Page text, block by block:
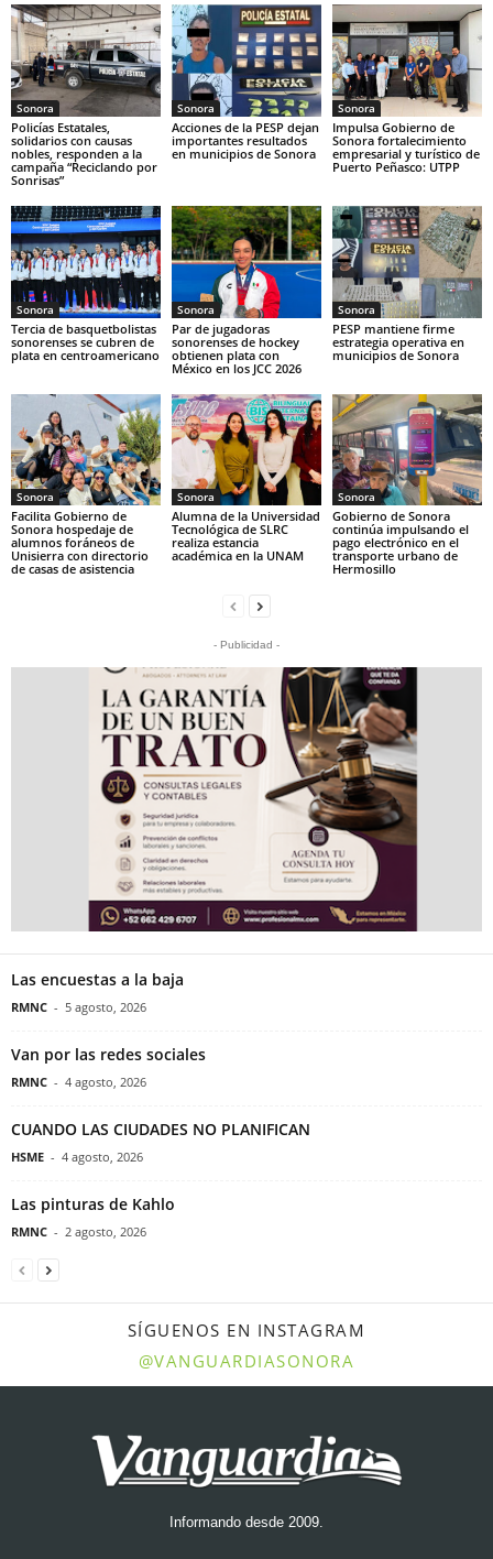
Sonora
Policías Estatales,
solidarios con causas
nobles, responden a la
campaña “Reciclando por
Sonrisas”
Sonora
Acciones de la PESP dejan
importantes resultados
en municipios de Sonora
Sonora
Impulsa Gobierno de
Sonora fortalecimiento
empresarial y turístico de
Puerto Peñasco: UTPP
Sonora
Tercia de basquetbolistas
sonorenses se cubren de
plata en centroamericano
Sonora
Par de jugadoras
sonorenses de hockey
obtienen plata con
México en los JCC 2026
Sonora
PESP mantiene firme
estrategia operativa en
municipios de Sonora
Sonora
Facilita Gobierno de
Sonora hospedaje de
alumnos foráneos de
Unisierra con directorio
de casas de asistencia
Sonora
Alumna de la Universidad
Tecnológica de SLRC
realiza estancia
académica en la UNAM
Sonora
Gobierno de Sonora
continúa impulsando el
pago electrónico en el
transporte urbano de
Hermosillo
- Publicidad -
Las encuestas a la baja
RMNC - 5 agosto, 2026
Van por las redes sociales
RMNC - 4 agosto, 2026
CUANDO LAS CIUDADES NO PLANIFICAN
HSME - 4 agosto, 2026
Las pinturas de Kahlo
RMNC - 2 agosto, 2026
SÍGUENOS EN INSTAGRAM
@VANGUARDIASONORA
Informando desde 2009.